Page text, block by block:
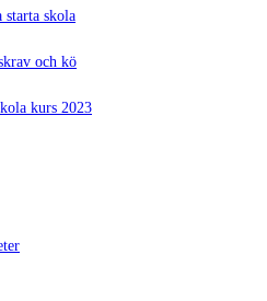
starta skola
och kö
kurs 2023